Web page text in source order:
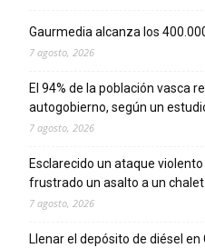
Gaurmedia alcanza los
7 agosto, 2026
El 94% de la población vasca
autogobierno, según un
7 agosto, 2026
Esclarecido un ataque
frustrado un asalto a un chalet
7 agosto, 2026
Llenar el depósito de diésel